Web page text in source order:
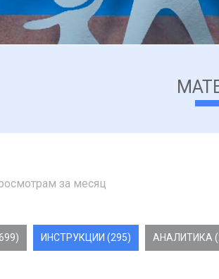
за месяц
ИНСТРУКЦИИ (295) АНАЛИТИКА